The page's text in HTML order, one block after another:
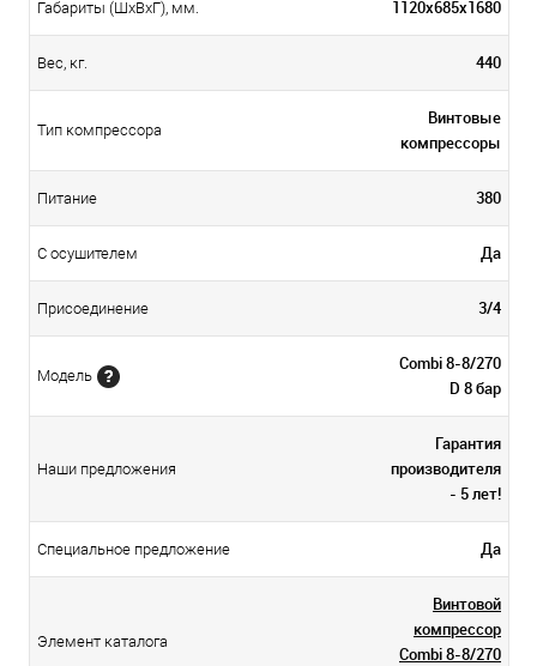
Габариты (ШхВхГ), мм. 1120x685x1680
Вес, кг. 440
Тип компрессора
Винтовые
компрессоры
Питание 380
С осушителем Да
Присоединение 3/4
Модель
Сombi 8-8/270
D 8 бар
Наши предложения
Гарантия
производителя
- 5 лет!
Специальное предложение Да
Элемент каталога
Винтовой
компрессор
Сombi 8-8/270